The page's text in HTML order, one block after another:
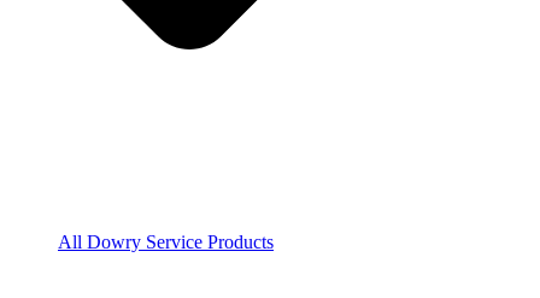
All Dowry Service Products